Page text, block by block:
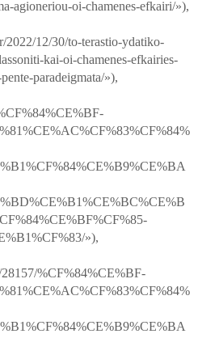
agioneriou-oi-chamenes-efkairi/»),
2022/12/30/to-terastio-ydatiko-
kai-oi-chamenes-efkairies-
paradeigmata/»),
»),
%CF%84%CE%BF-